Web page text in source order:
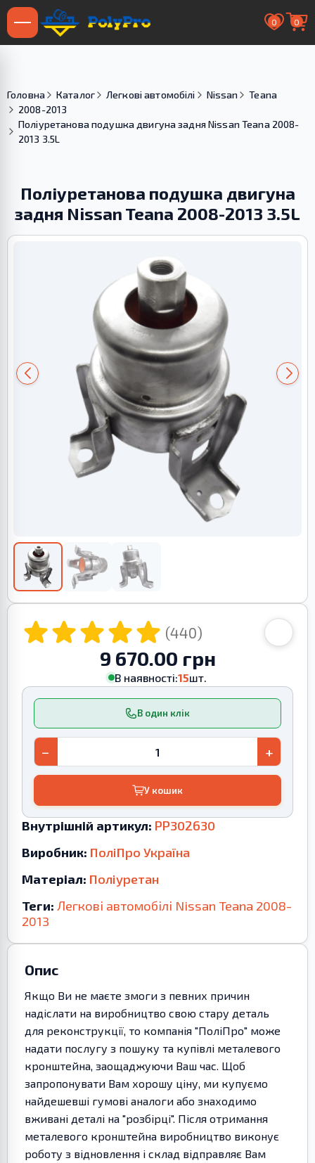
0 0
Головна Каталог Легкові автомобілі Nissan
Teana
2008-2013
Поліуретанова подушка двигуна задня Nissan Teana 2008-
2013 3.5L
Поліуретанова подушка двигуна
задня Nissan Teana 2008-2013 3.5L
(440)
9 670.00 грн
В наявності:15шт.
В один клік
− +
У кошик
Внутрішній артикул: PP302630
Виробник: ПоліПро Україна
Матеріал: Поліуретан
Теги: Легкові автомобілі Nissan Teana 2008-
2013
Опис
Якщо Ви не маєте змоги з певних причин
надіслати на виробництво свою стару деталь
для реконструкції, то компанія "ПоліПро" може
надати послугу з пошуку та купівлі металевого
кронштейна, заощаджуючи Ваш час. Щоб
запропонувати Вам хорошу ціну, ми купуємо
найдешевші гумові аналоги або знаходимо
вживані деталі на "розбірці". Після отримання
металевого кронштейна виробництво виконує
роботу з відновлення і склад відправляє Вам